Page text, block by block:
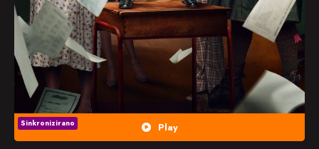
Nasumično
Favorites
Play
Sinkronizirano